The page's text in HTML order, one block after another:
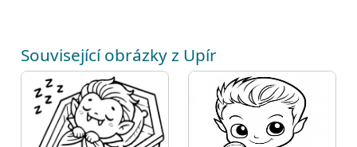
Související obrázky z Upír